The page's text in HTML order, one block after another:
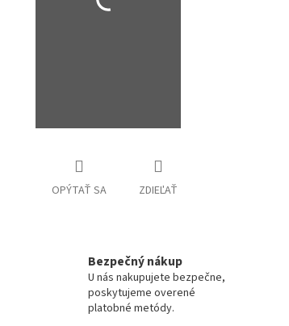
OPÝTAŤ SA ZDIEĽAŤ
Bezpečný nákup
U nás nakupujete bezpečne,
poskytujeme overené
platobné metódy.